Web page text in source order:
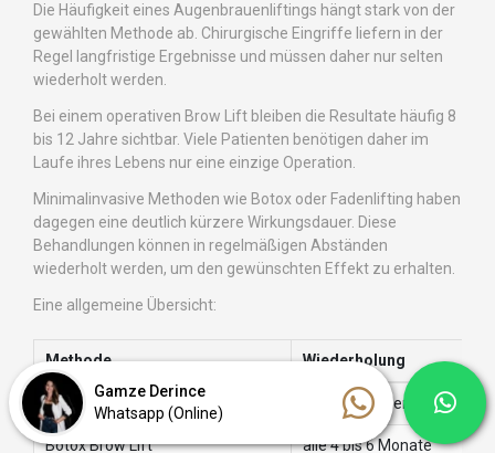
Gamze Derince
Whatsapp (Online)
Die Häufigkeit eines Augenbrauenliftings hängt stark von der
gewählten Methode ab. Chirurgische Eingriffe liefern in der
Regel langfristige Ergebnisse und müssen daher nur selten
wiederholt werden.
Bei einem operativen Brow Lift bleiben die Resultate häufig 8
bis 12 Jahre sichtbar. Viele Patienten benötigen daher im
Laufe ihres Lebens nur eine einzige Operation.
Minimalinvasive Methoden wie Botox oder Fadenlifting haben
dagegen eine deutlich kürzere Wirkungsdauer. Diese
Behandlungen können in regelmäßigen Abständen
wiederholt werden, um den gewünschten Effekt zu erhalten.
Eine allgemeine Übersicht:
Methode Wiederholung
Chirurgisches Augenbrauenlifting selten erforderlich
Botox Brow Lift alle 4 bis 6 Monate